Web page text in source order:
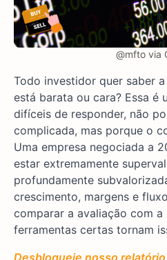
@mfto via
Todo investidor quer saber
está barata ou cara? Essa é
difíceis de responder, não
complicada, mas porque o
Uma empresa negociada a
estar extremamente
profundamente
crescimento, margens e
comparar a avaliação com a
ferramentas certas tornam